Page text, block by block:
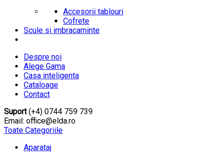
Accesorii tablouri
Cofrete
Scule si imbracaminte
Despre noi
Alege Gama
Casa inteligenta
Cataloage
Contact
Suport(+4) 0744 759 739
Email: office@elda.ro
Toate Categoriile
Aparataj